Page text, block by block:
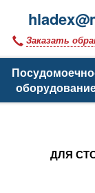
Заказать
ДЛЯ